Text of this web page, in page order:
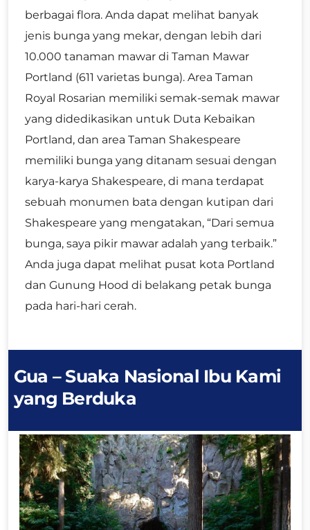
berbagai flora. Anda dapat melihat banyak
jenis bunga yang mekar, dengan lebih dari
10.000 tanaman mawar di Taman Mawar
Portland (611 varietas bunga). Area Taman
Royal Rosarian memiliki semak-semak mawar
yang didedikasikan untuk Duta Kebaikan
Portland, dan area Taman Shakespeare
memiliki bunga yang ditanam sesuai dengan
karya-karya Shakespeare, di mana terdapat
sebuah monumen bata dengan kutipan dari
Shakespeare yang mengatakan, “Dari semua
bunga, saya pikir mawar adalah yang terbaik.”
Anda juga dapat melihat pusat kota Portland
dan Gunung Hood di belakang petak bunga
pada hari-hari cerah.
Gua – Suaka Nasional Ibu Kami
yang Berduka